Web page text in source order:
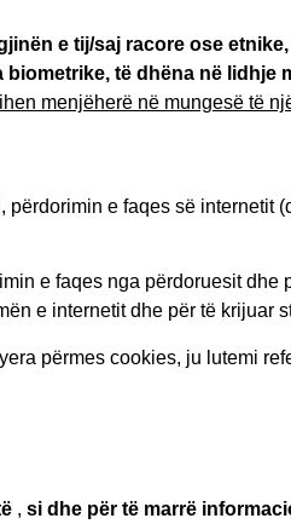
e tij/saj racore ose
të dhëna në lidhje
menjëherë në mungesë të
e faqes së internetit
e faqes nga përdoruesit dhe
e internetit dhe për të krijuar
përmes cookies, ju lutemi
, si dhe për të marrë